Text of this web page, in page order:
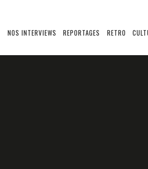
NOS INTERVIEWS REPORTAGES RETRO